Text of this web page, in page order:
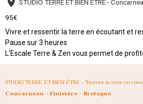
STUDIO TERRE ET BIEN ÊTRE -
95€
Vivre et ressentir la terre en écoutant et
Pause sur 3 heures
L'Escale Terre & Zen vous permet de
STUDIO TERRE ET BIEN ÊTRE - Tourner la terre en
Concarneau - Finistère - Bretagne